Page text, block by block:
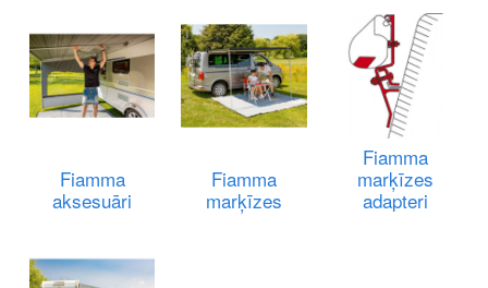
Fiamma
aksesuāri
Fiamma
marķīzes
Fiamma
marķīzes
adapteri